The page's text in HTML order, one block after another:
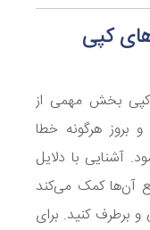
کپی
کپی بخش مهمی از
بروز هرگونه خطا
آشنایی با دلایل
آن‌ها کمک می‌کند
برطرف کنید. برای